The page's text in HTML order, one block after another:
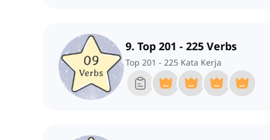
9. Top 201 - 225 Verbs
Top 201 - 225 Kata Kerja